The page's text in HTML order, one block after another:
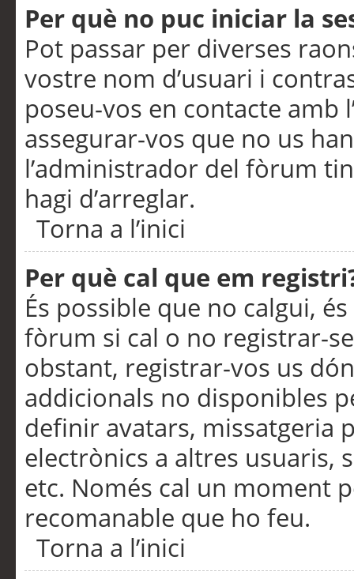
Per què no puc iniciar la
Pot passar per diverses
vostre nom d’usuari i
poseu-vos en contacte
assegurar-vos que no us
l’administrador del fòrum
hagi d’arreglar.
Torna a l’inici
Per què cal que em
És possible que no calgui,
fòrum si cal o no registrar-
obstant, registrar-vos us
addicionals no disponibles
definir avatars, missatgeria
electrònics a altres usuaris,
etc. Només cal un moment
recomanable que ho feu.
Torna a l’inici